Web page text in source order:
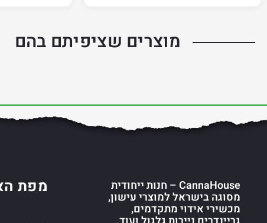
מוצרים שציפיתם בהם
CannaHouse – חנות ייחודית
מסוגה בישראל למוצרי עישון,
מכשירי אידוי מתקדמים,
מפת